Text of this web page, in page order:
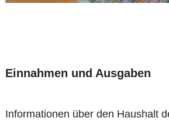
Einnahmen und Ausgaben
Informationen über den Haushalt